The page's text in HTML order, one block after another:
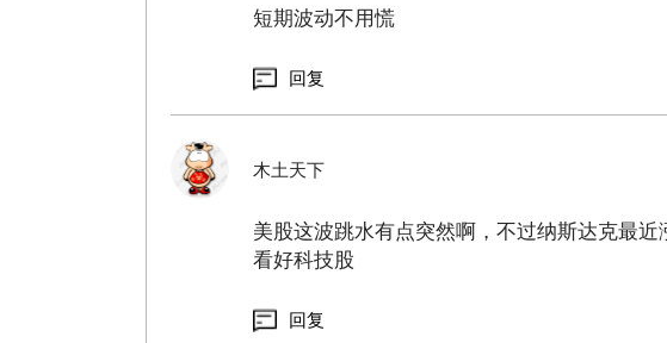
短期波动不用慌
回复
木土天下
美股这波跳水有点突然啊，不过纳斯达克最
看好科技股
回复